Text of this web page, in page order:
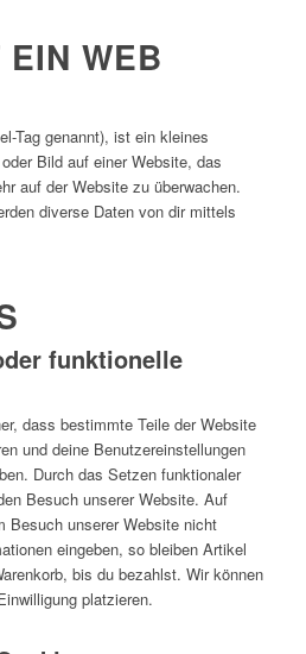
WEB
Tag genannt), ist ein kleines
Bild auf einer Website, das
auf der Website zu überwachen.
diverse Daten von dir mittels
funktionelle
dass bestimmte Teile der Website
und deine Benutzereinstellungen
Durch das Setzen funktionaler
Besuch unserer Website. Auf
Besuch unserer Website nicht
eingeben, so bleiben Artikel
bis du bezahlst. Wir können
platzieren.